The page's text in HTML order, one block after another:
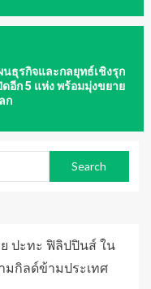
นธุรกิจและกลยุทธ์เชิงรุก
ดอีก 5 แห่ง พร้อมมุ่งขยาย
ก
ย ปะทะ ฟิลิปปินส์ ใน
ามกิลด์ข้ามประเทศ